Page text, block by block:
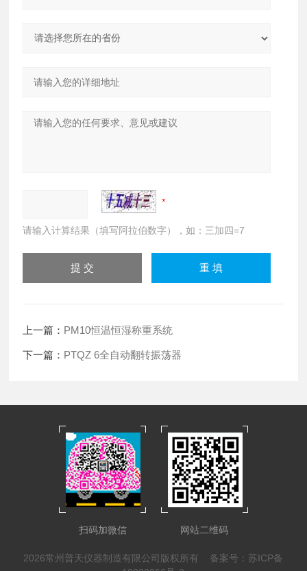
请输入计算结果（填写阿拉伯数字），如：三加四=7
上一篇： PM10恒温恒湿称重系统
下一篇： PTQZ 6全自动翻转振荡器
扫码加微信 网站二维码
2026常州普天仪器制造有限公司版权所有 备案号：苏ICP备